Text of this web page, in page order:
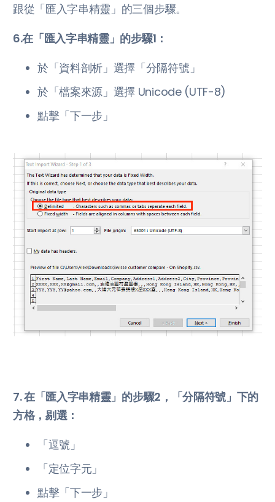
跟從「匯入字串精靈」的三個步驟。
6.在「匯入字串精靈」的步驟1：
於「資料剖析」選擇「分隔符號」
於「檔案來源」選擇 Unicode (UTF-8)
點擊「下一步」
7. 在「匯入字串精靈」的步驟2，「分隔符號」下的
方格，剔選：
「逗號」
「定位字元」
點擊「下一步」